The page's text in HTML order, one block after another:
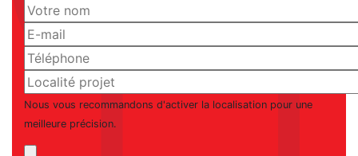
Nous vous recommandons d'activer la localisation pour une
meilleure précision.